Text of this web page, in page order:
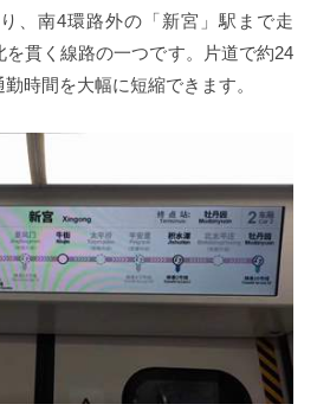
、南4環路外の「新宮」駅まで走
を貫く線路の一つです。片道で約24
時間を大幅に短縮できます。